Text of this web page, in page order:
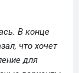
В конце
что хочет
для